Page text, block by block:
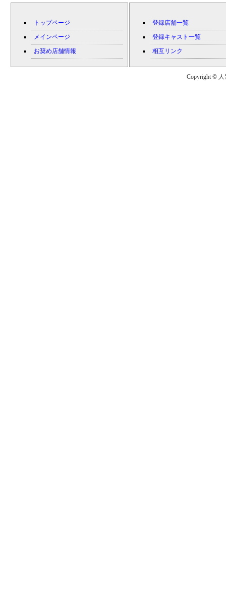
トップページ
メインページ
お奨め店舗情報
登録店舗一覧
登録キャスト一覧
相互リンク
Copyright © 人